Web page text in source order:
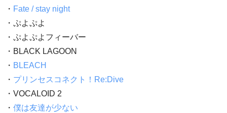
・ Fate / stay night
・ぷよぷよ
・ぷよぷよフィーバー
・BLACK LAGOON
・ BLEACH
・ プリンセスコネクト！Re:Dive
・VOCALOID 2
・ 僕は友達が少ない